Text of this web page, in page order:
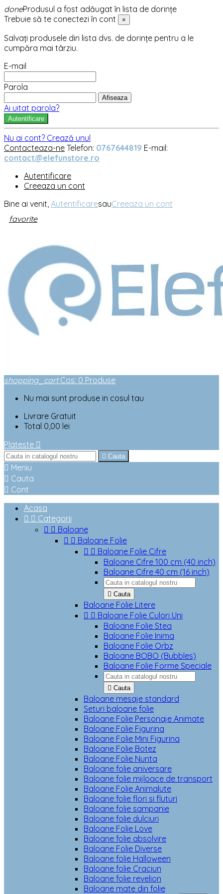
doneProdusul a fost adăugat în lista de dorințe
Trebuie să te conectezi în cont
×
Salvați produsele din lista dvs. de dorințe pentru a le
cumpăra mai târziu.
E-mail
Parola
Afiseaza
Ai uitat parola?
Autentificare
Nu ai cont? Crează unul
Contacteaza-ne Telefon: 0767644819 E-mail:
contact@elefunstore.ro
Autentificare
Creeaza un cont
Bine ai venit, AutentificaresauCreeaza un cont
favorite
shopping_cart Cos: 0 Produse
Nu mai sunt produse in cosul tau
Livrare Gratuit
Total 0,00 lei
Plateste 
 Cauta
 Meniu
 Cauta
 Cont
Acasa
  Categorii
  Baloane
  Baloane Folie
  Baloane Folie Cifre
Baloane Cifre 100 cm (40 inch)
Baloane Cifre 40 cm (16 inch)
 Cauta
Baloane Folie Litere
  Baloane Folie Culori Uni
Baloane Folie Stea
Baloane Folie Inima
Baloane Folie Orbz
Baloane BOBO (Bubbles)
Baloane Folie Forme Speciale
 Cauta
Baloane mesaje standard
Seturi baloane folie
Baloane Folie Personaje Animate
Baloane Folie Figurina
Baloane Folie Mini Figurina
Baloane Folie Botez
Baloane Folie Nunta
Baloane folie aniversare
Baloane folie mijloace de transport
Baloane Folie Animalute
Baloane folie flori si fluturi
Baloane folie sampanie
Baloane folie dulciuri
Baloane Folie Love
Baloane folie absolvire
Baloane Folie Diverse
Baloane folie Halloween
Baloane folie Craciun
Baloane folie revelion
Baloane mate din folie